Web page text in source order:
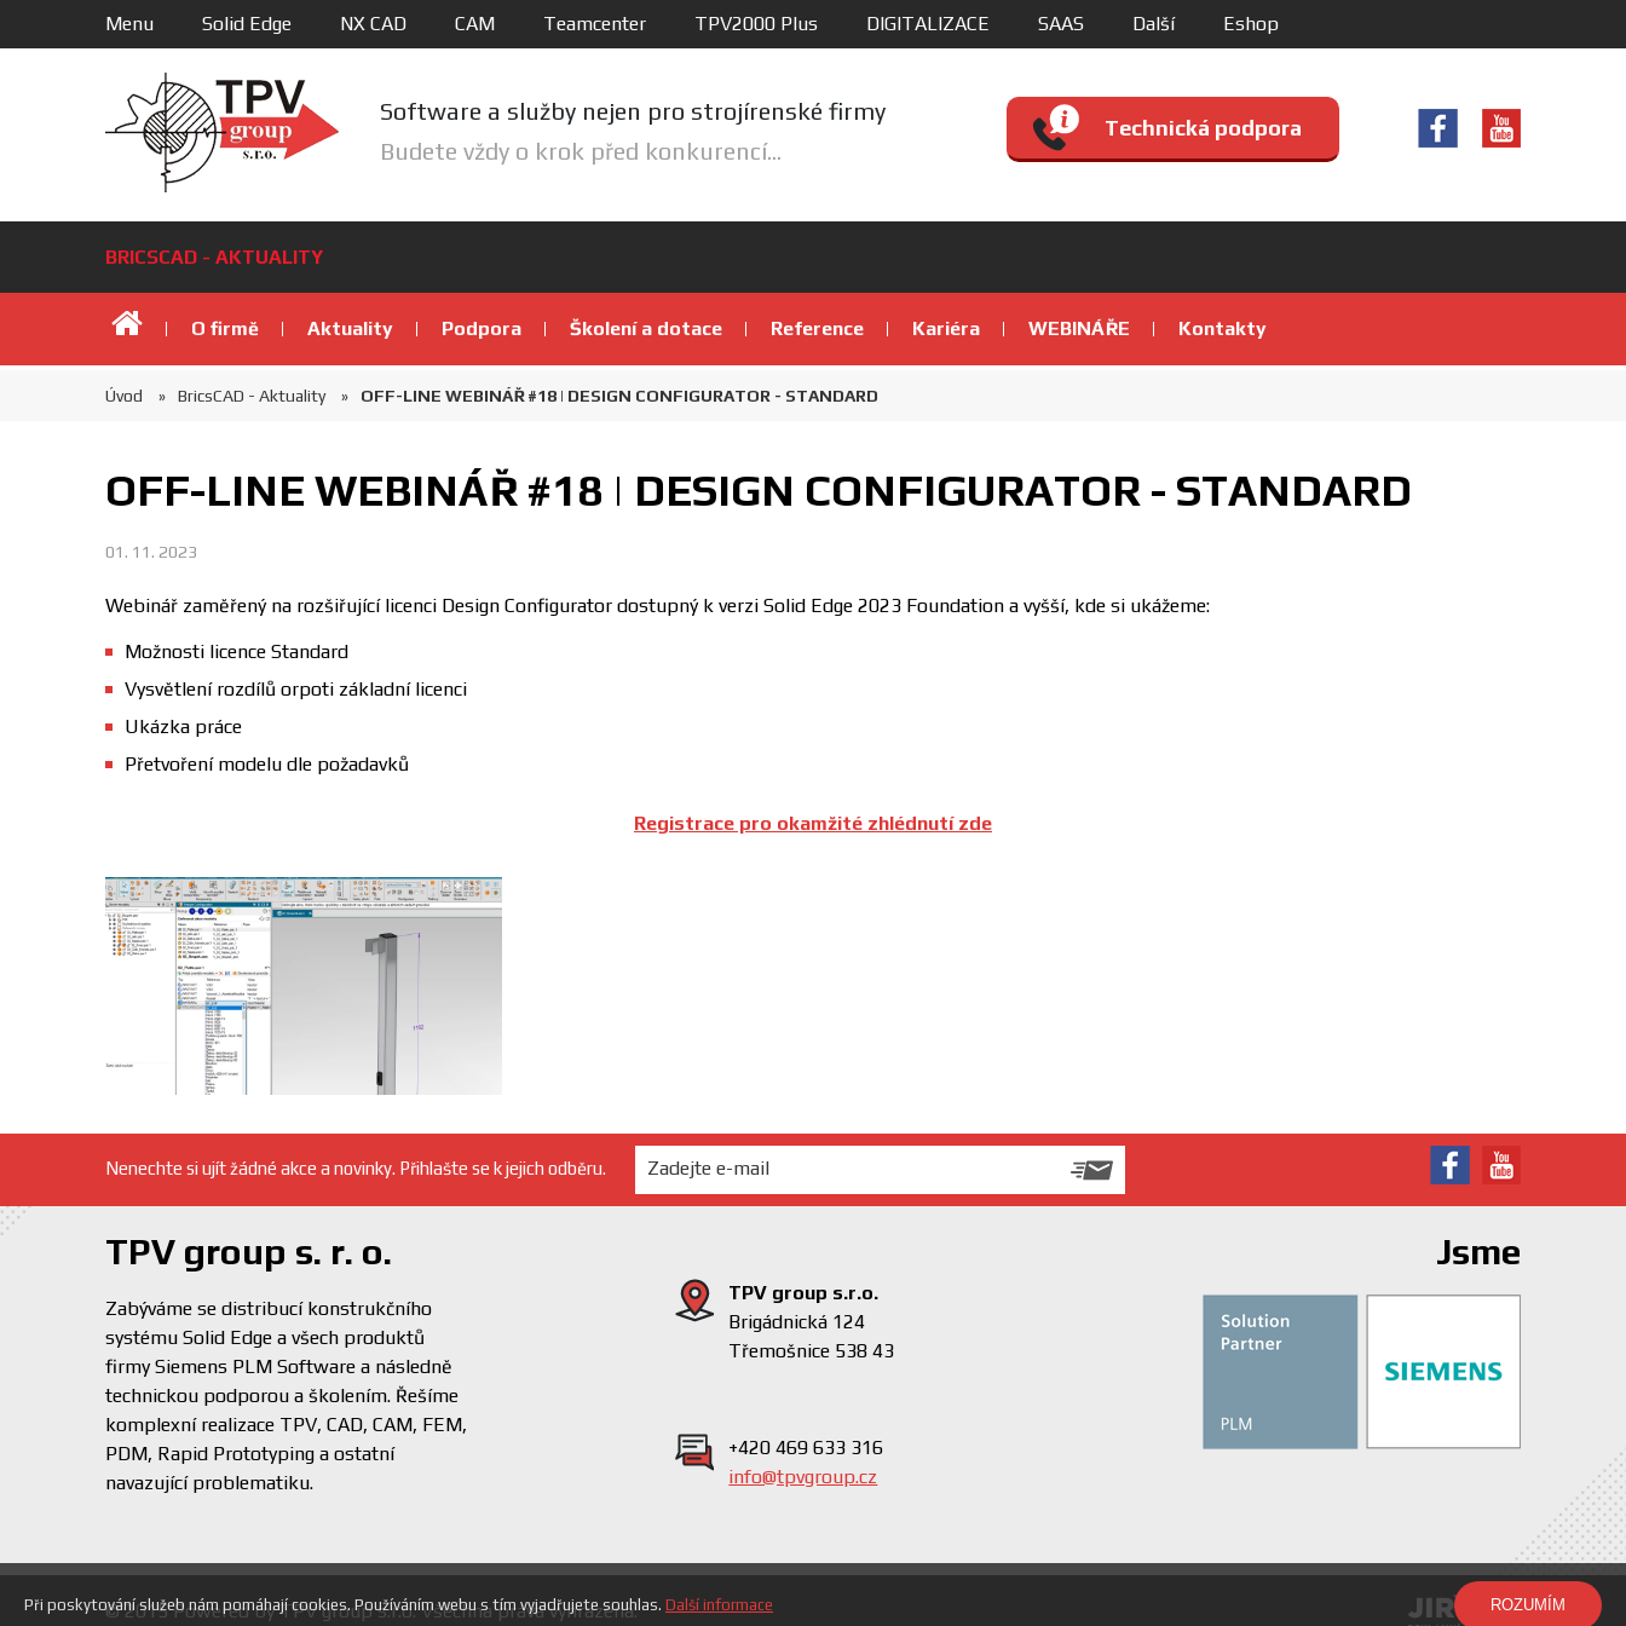
Menu Solid Edge NX CAD CAM Teamcenter TPV2000 Plus DIGITALIZACE SAAS Další Eshop
Software a služby nejen pro strojírenské firmy
Budete vždy o krok před konkurencí...
Technická podpora
BRICSCAD - AKTUALITY
Úvod O firmě Aktuality Podpora Školení a dotace Reference Kariéra WEBINÁŘE Kontakty
Úvod BricsCAD - Aktuality OFF-LINE WEBINÁŘ #18 | DESIGN CONFIGURATOR - STANDARD
OFF-LINE WEBINÁŘ #18 | DESIGN CONFIGURATOR - STANDARD
01. 11. 2023
Webinář zaměřený na rozšiřující licenci Design Configurator dostupný k verzi Solid Edge 2023 Foundation a vyšší, kde si ukážeme:
Možnosti licence Standard
Vysvětlení rozdílů orpoti základní licenci
Ukázka práce
Přetvoření modelu dle požadavků
Registrace pro okamžité zhlédnutí zde
Nenechte si ujít žádné akce a novinky. Přihlašte se k jejich odběru.
TPV group s. r. o.
Zabýváme se distribucí konstrukčního
systému Solid Edge a všech produktů
firmy Siemens PLM Software a následně
technickou podporou a školením. Řešíme
komplexní realizace TPV, CAD, CAM, FEM,
PDM, Rapid Prototyping a ostatní
navazující problematiku.
TPV group s.r.o.
Brigádnická 124
Třemošnice 538 43
+420 469 633 316
info@tpvgroup.cz
Jsme
© 2015 Powered by TPV group s.r.o. Všechna práva vyhrazena.
Při poskytování služeb nám pomáhají cookies. Používáním webu s tím vyjadřujete souhlas. Další informace ROZUMÍM